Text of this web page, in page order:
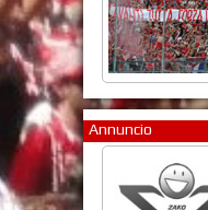
Annuncio